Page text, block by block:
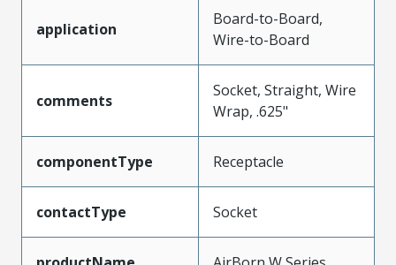
application
Board-to-Board,
Wire-to-Board
comments
Socket, Straight, Wire
Wrap, .625"
componentType Receptacle
contactType Socket